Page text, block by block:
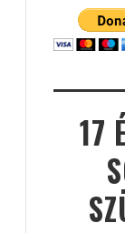
17